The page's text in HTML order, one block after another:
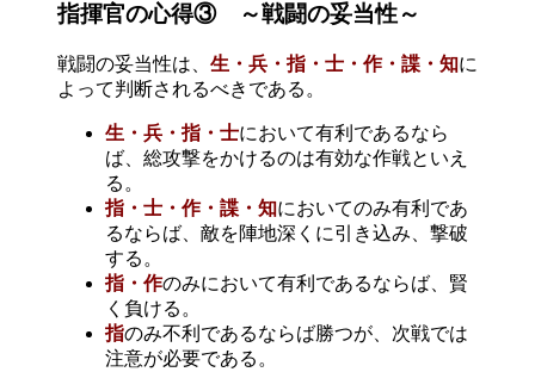
指揮官の心得③ ～戦闘の妥当性～
戦闘の妥当性は、 生・兵・指・士・作・諜・知に
よって判断されるべきである。
生・兵・指・士において有利であるなら
ば、総攻撃をかけるのは有効な作戦といえ
る。
指・士・作・諜・知においてのみ有利であ
るならば、敵を陣地深くに引き込み、撃破
する。
指・作のみにおいて有利であるならば、賢
く負ける。
指のみ不利であるならば勝つが、次戦では
注意が必要である。